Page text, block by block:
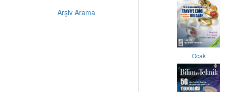
Arşiv Arama
Ocak